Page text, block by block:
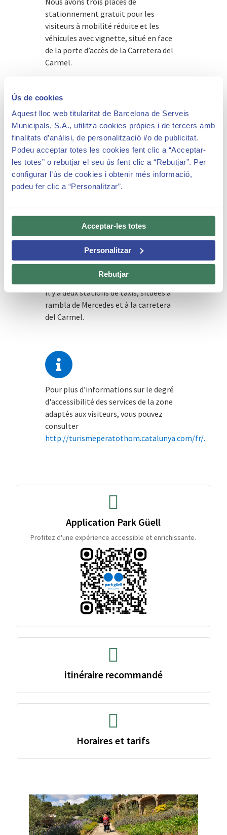
Ús de cookies
Aquest lloc web titularitat de Barcelona de Serveis
Municipals, S.A., utilitza cookies pròpies i de tercers amb
finalitats d’anàlisi, de personalització i/o de publicitat.
Podeu acceptar totes les cookies fent clic a “Acceptar-
les totes” o rebutjar el seu ús fent clic a “Rebutjar”. Per
configurar l’ús de cookies i obtenir més informació,
podeu fer clic a “Personalitzar”.
Acceptar-les totes
Personalitzar
Rebutjar
stationnement gratuit pour les
visiteurs à mobilité réduite et les
véhicules avec vignette, situé en face
de la porte d’accès de la Carretera del
Carmel.
Si vous arrivez en transports en
commun, nous vous recommandons de
consulter la manière d’arriver à la
carretera del Carmel, 23 sur le site web
de Transports Metropolitans de
Il y a deux stations de taxis, situées à
rambla de Mercedes et à la carretera
del Carmel.
Pour plus d’informations sur le degré
d'accessibilité des services de la zone
adaptés aux visiteurs, vous pouvez
consulter
http://turismeperatothom.catalunya.com/fr/.
Application Park Güell
Profitez d'une expérience accessible et enrichissante.
itinéraire recommandé
Horaires et tarifs